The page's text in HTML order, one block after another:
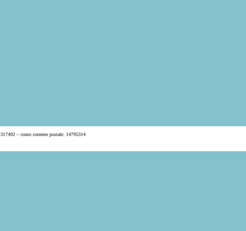
– conto corrente postale: 14795314